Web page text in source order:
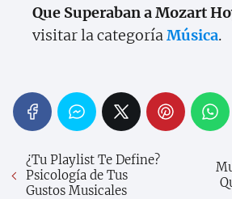
Que Superaban a Mozart
visitar la categoríaMúsica.
¿Tu Playlist Te Define?
Psicología de Tus
Gustos Musicales